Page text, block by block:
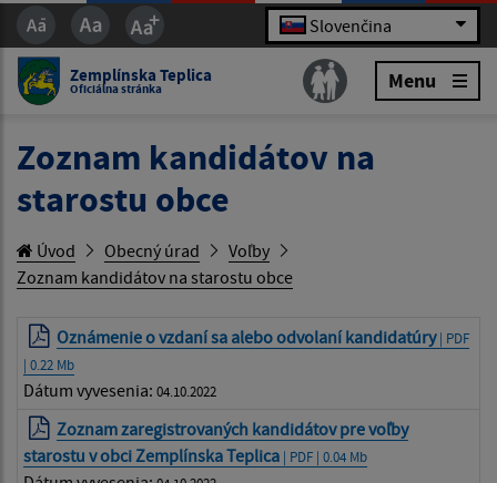
Slovenčina
Zemplínska Teplica
Oficiálna stránka Menu
Zoznam kandidátov na
starostu obce
Úvod Obecný úrad
Voľby
Zoznam kandidátov na starostu obce
Oznámenie o vzdaní sa alebo odvolaní kandidatúry| PDF
| 0.22 Mb
Dátum vyvesenia: 04.10.2022
Zoznam zaregistrovaných kandidátov pre voľby
starostu v obci Zemplínska Teplica | PDF | 0.04 Mb